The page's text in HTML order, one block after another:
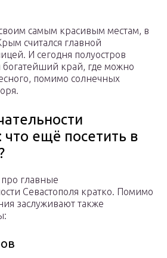
самым красивым местам, в
считался главной
И сегодня полуостров
богатейший край, где можно
помимо солнечных
что ещё посетить в
главные
Севастополя кратко. Помимо
заслуживают также